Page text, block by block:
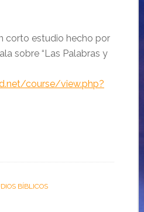
corto estudio hecho por
sobre “Las Palabras y
course/view.php?
BÍBLICOS